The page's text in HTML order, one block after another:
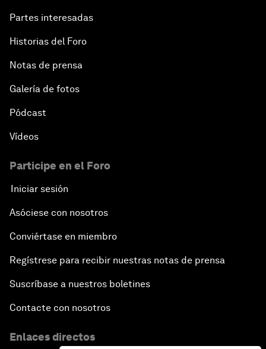
Partes interesadas
Historias del Foro
Notas de prensa
Galería de fotos
Pódcast
Vídeos
Participe en el Foro
Iniciar sesión
Asóciese con nosotros
Conviértase en miembro
Regístrese para recibir nuestras notas de prensa
Suscríbase a nuestros boletines
Contacte con nosotros
Enlaces directos